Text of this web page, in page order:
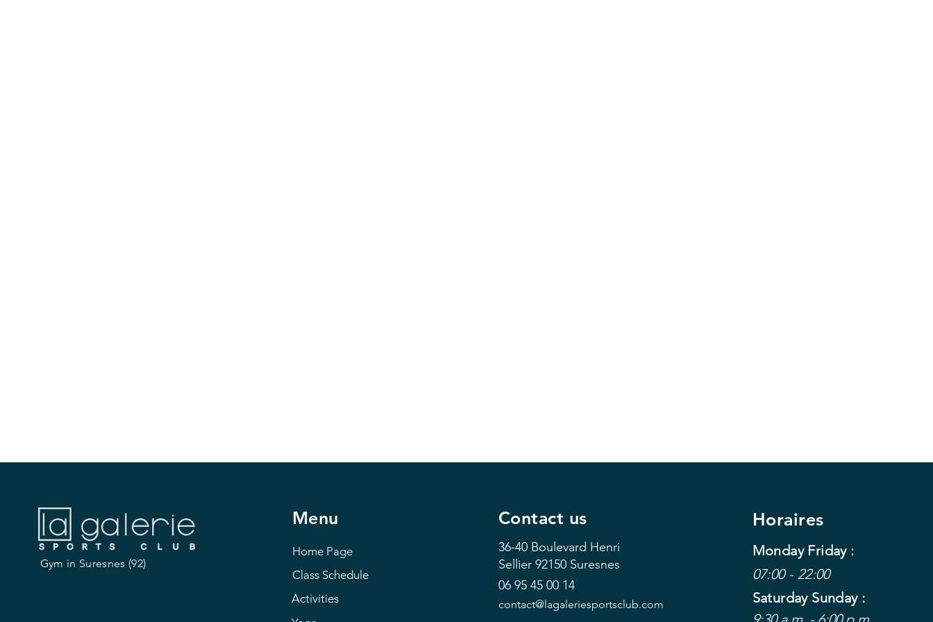
Gym in Suresnes (92)
Menu
Home Page
Class Schedule
Activities
Contact us
36-40 Boulevard Henri
Sellier 92150 Suresnes
06 95 45 00 14
contact@lagaleriesportsclub.com
Horaires
Monday Friday :
07:00 - 22:00
Saturday Sunday :